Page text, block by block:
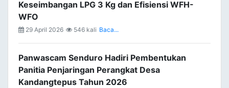
Keseimbangan LPG 3 Kg dan Efisiensi WFH-
WFO
29 April 2026 546 kali Baca...
Panwascam Senduro Hadiri Pembentukan
Panitia Penjaringan Perangkat Desa
Kandangtepus Tahun 2026